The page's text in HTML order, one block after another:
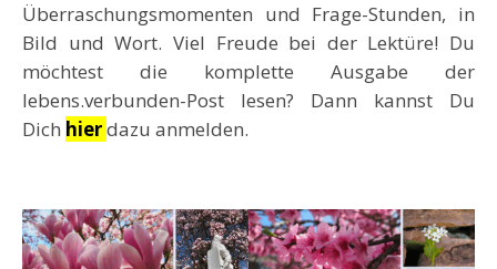
Überraschungsmomenten und Frage-Stunden, in
Bild und Wort. Viel Freude bei der Lektüre! Du
möchtest die komplette Ausgabe der
lebens.verbunden-Post lesen? Dann kannst Du
Dich hierdazu anmelden.